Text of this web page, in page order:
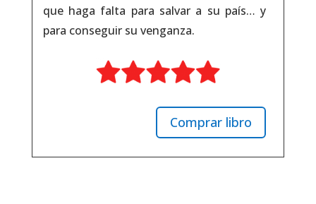
que haga falta para salvar a su país… y
para conseguir su venganza.
Comprar libro